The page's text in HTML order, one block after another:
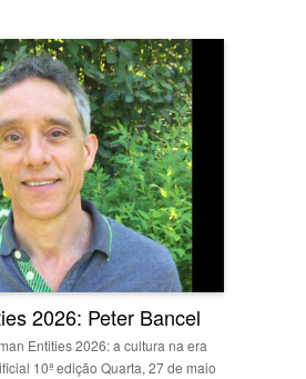
2026: Peter Bancel
Entities 2026: a cultura na era
10ª edição Quarta, 27 de maio